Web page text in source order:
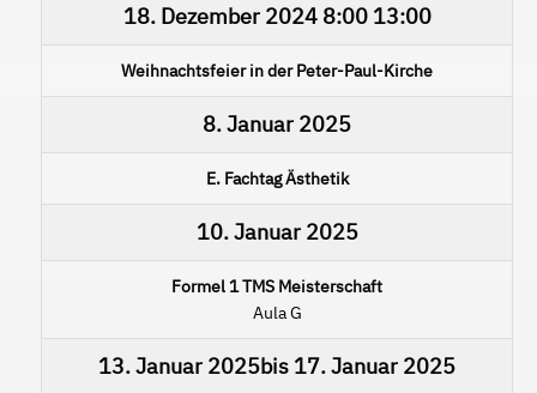
18. Dezember 20248:00 13:00
Weihnachtsfeier in der Peter-Paul-Kirche
8. Januar 2025
E. Fachtag Ästhetik
10. Januar 2025
Formel 1 TMS Meisterschaft
Aula G
13. Januar 2025bis 17. Januar 2025